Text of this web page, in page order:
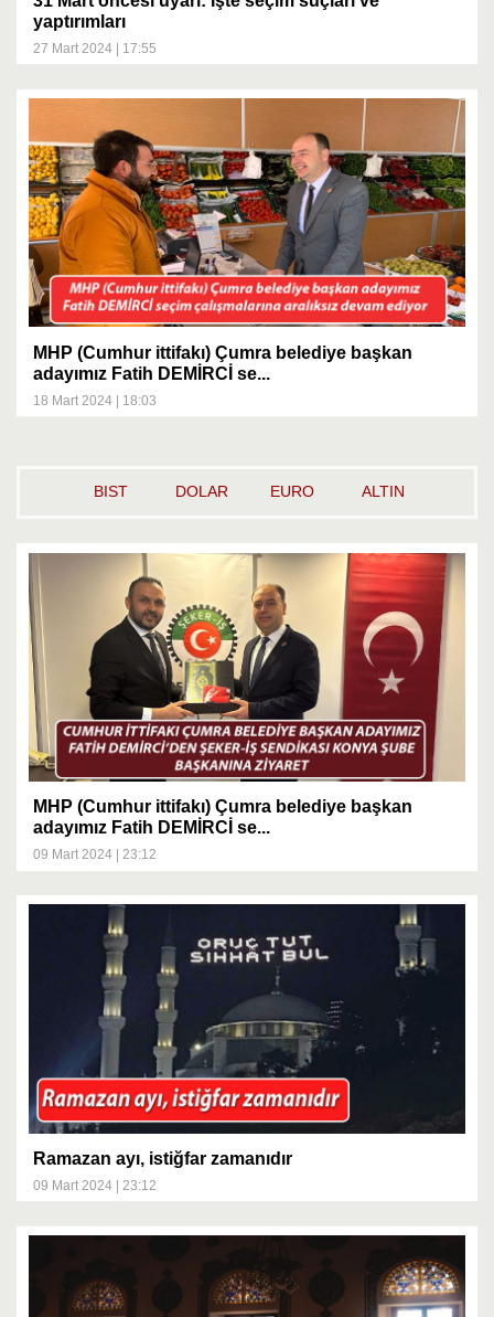
yaptırımları
27 Mart 2024 | 17:55
MHP (Cumhur ittifakı) Çumra belediye başkan
adayımız Fatih DEMİRCİ se...
18 Mart 2024 | 18:03
BIST DOLAR EURO ALTIN
MHP (Cumhur ittifakı) Çumra belediye başkan
adayımız Fatih DEMİRCİ se...
09 Mart 2024 | 23:12
Ramazan ayı, istiğfar zamanıdır
09 Mart 2024 | 23:12